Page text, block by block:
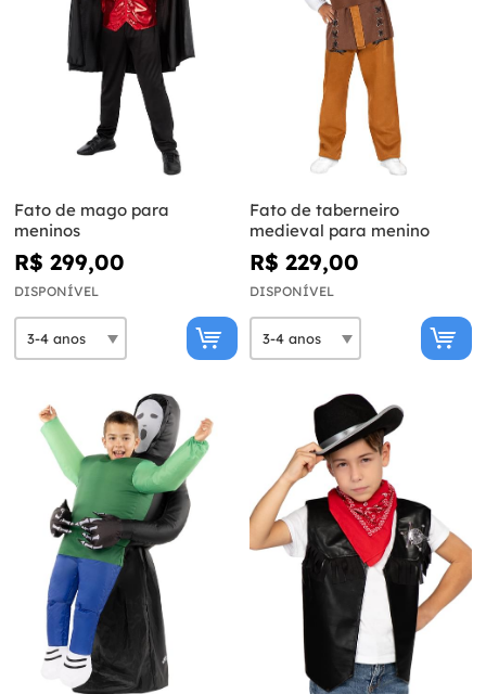
Fato de mago para
meninos
R$ 299,00
DISPONÍVEL
Fato de taberneiro
medieval para menino
R$ 229,00
DISPONÍVEL